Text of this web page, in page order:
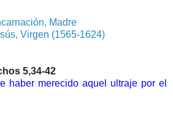
Madre
Virgen (1565-1624)
5,34-42
haber merecido aquel ultraje por el